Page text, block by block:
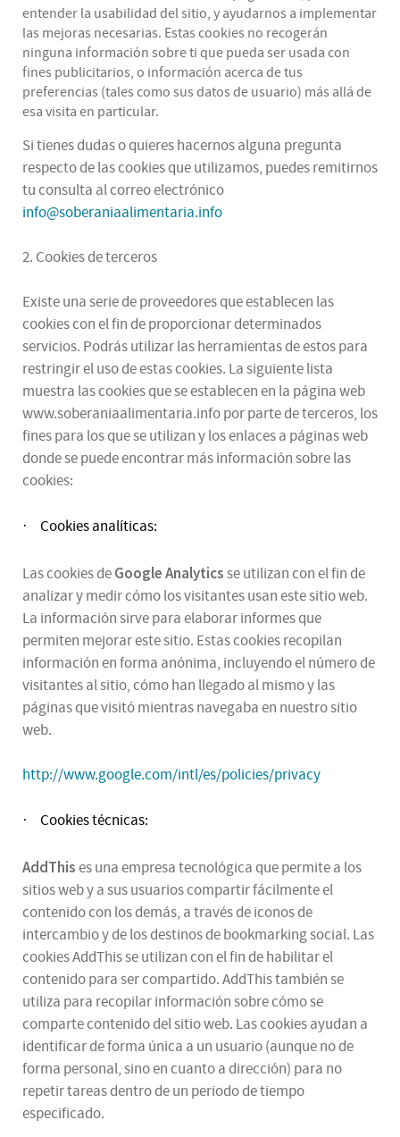
entender la usabilidad del sitio, y ayudarnos a implementar
las mejoras necesarias. Estas cookies no recogerán
ninguna información sobre ti que pueda ser usada con
fines publicitarios, o información acerca de tus
preferencias (tales como sus datos de usuario) más allá de
esa visita en particular.
Si tienes dudas o quieres hacernos alguna pregunta
respecto de las cookies que utilizamos, puedes remitirnos
tu consulta al correo electrónico
info@soberaniaalimentaria.info
2. Cookies de terceros
Existe una serie de proveedores que establecen las
cookies con el fin de proporcionar determinados
servicios. Podrás utilizar las herramientas de estos para
restringir el uso de estas cookies. La siguiente lista
muestra las cookies que se establecen en la página web
www.soberaniaalimentaria.info por parte de terceros, los
fines para los que se utilizan y los enlaces a páginas web
donde se puede encontrar más información sobre las
cookies:
· Cookies analíticas:
Las cookies deGoogle Analyticsse utilizan con el fin de
analizar y medir cómo los visitantes usan este sitio web.
La información sirve para elaborar informes que
permiten mejorar este sitio. Estas cookies recopilan
información en forma anónima, incluyendo el número de
visitantes al sitio, cómo han llegado al mismo y las
páginas que visitó mientras navegaba en nuestro sitio
web.
http://www.google.com/intl/es/policies/privacy
· Cookies técnicas:
AddThises una empresa tecnológica que permite a los
sitios web y a sus usuarios compartir fácilmente el
contenido con los demás, a través de iconos de
intercambio y de los destinos de bookmarking social. Las
cookies AddThis se utilizan con el fin de habilitar el
contenido para ser compartido. AddThis también se
utiliza para recopilar información sobre cómo se
comparte contenido del sitio web. Las cookies ayudan a
identificar de forma única a un usuario (aunque no de
forma personal, sino en cuanto a dirección) para no
repetir tareas dentro de un periodo de tiempo
especificado.